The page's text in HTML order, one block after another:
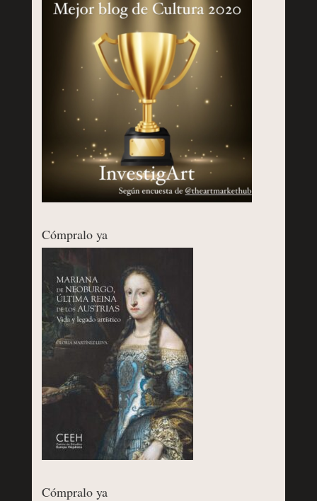
Cómpralo ya
Cómpralo ya